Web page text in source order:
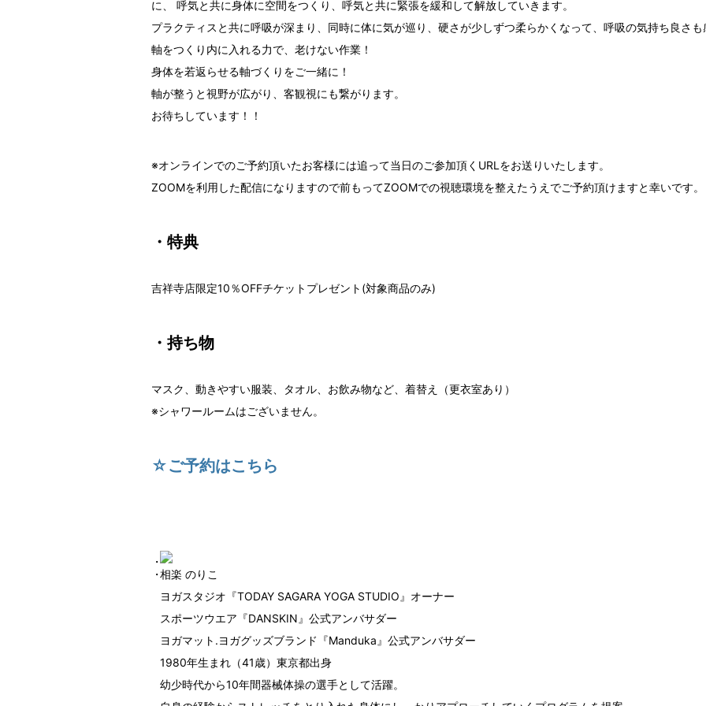
に、 呼気と共に身体に空間をつくり、呼気と共に緊張を緩和して解放していきます。
プラクティスと共に呼吸が深まり、同時に体に気が巡り、硬さが少しずつ柔らかくなって、呼吸の気持ち良さも
軸をつくり内に入れる力で、老けない作業！
身体を若返らせる軸づくりをご一緒に！
軸が整うと視野が広がり、客観視にも繋がります。
お待ちしています！！
※オンラインでのご予約頂いたお客様には追って当日のご参加頂くURLをお送りいたします。
ZOOMを利用した配信になりますので前もってZOOMでの視聴環境を整えたうえでご予約頂けますと幸いです。
・特典
吉祥寺店限定10％OFFチケットプレゼント(対象商品のみ)
・持ち物
マスク、動きやすい服装、タオル、お飲み物など、着替え（更衣室あり）
※シャワールームはございません。
☆ご予約はこちら
相楽 のりこ
ヨガスタジオ『TODAY SAGARA YOGA STUDIO』オーナー
スポーツウエア『DANSKIN』公式アンバサダー
ヨガマット.ヨガグッズブランド『Manduka』公式アンバサダー
1980年生まれ（41歳）東京都出身
幼少時代から10年間器械体操の選手として活躍。